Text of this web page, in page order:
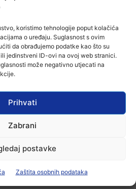
koristimo tehnologije poput kolačića
o uređaju. Suglasnost s ovim
da obrađujemo podatke kao što su
jedinstveni ID-ovi na ovoj web stranici.
može negativno utjecati na
Prihvati
Zabrani
postavke
Zaštita osobnih podataka
2026
niskog vodostaja otežana
2026